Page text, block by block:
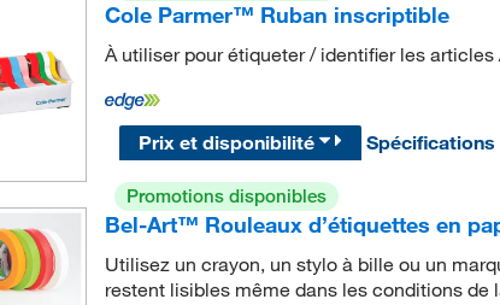
Cole Parmer™ Ruban inscriptible
À utiliser pour étiqueter / identifier les
Prix et disponibilité Spécifications
Promotions disponibles
Bel-Art™ Rouleaux d’étiquettes en
Utilisez un crayon, un stylo à bille ou un
restent lisibles même dans les conditions